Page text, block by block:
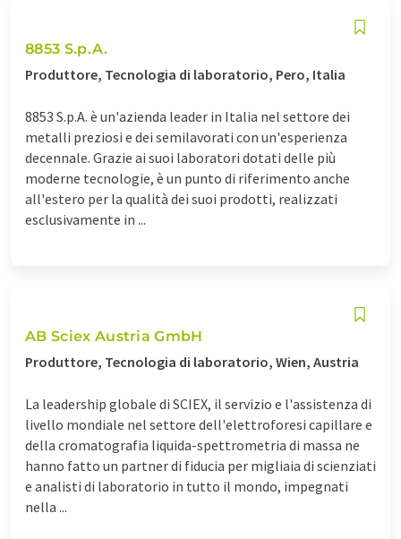
8853 S.p.A.
Produttore, Tecnologia di laboratorio, Pero, Italia
8853 S.p.A. è un'azienda leader in Italia nel settore dei
metalli preziosi e dei semilavorati con un'esperienza
decennale. Grazie ai suoi laboratori dotati delle più
moderne tecnologie, è un punto di riferimento anche
all'estero per la qualità dei suoi prodotti, realizzati
esclusivamente in ...
AB Sciex Austria GmbH
Produttore, Tecnologia di laboratorio, Wien, Austria
La leadership globale di SCIEX, il servizio e l'assistenza di
livello mondiale nel settore dell'elettroforesi capillare e
della cromatografia liquida-spettrometria di massa ne
hanno fatto un partner di fiducia per migliaia di scienziati
e analisti di laboratorio in tutto il mondo, impegnati
nella ...